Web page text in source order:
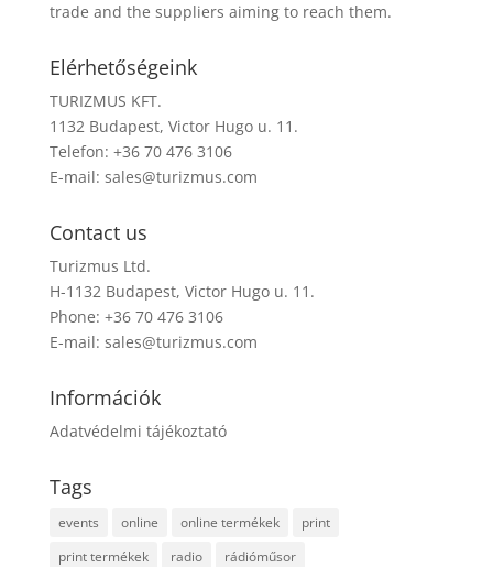
trade and the suppliers aiming to reach them.
Elérhetőségeink
TURIZMUS KFT.
1132 Budapest, Victor Hugo u. 11.
Telefon: +36 70 476 3106
E-mail: sales@turizmus.com
Contact us
Turizmus Ltd.
H-1132 Budapest, Victor Hugo u. 11.
Phone: +36 70 476 3106
E-mail: sales@turizmus.com
Információk
Adatvédelmi tájékoztató
Tags
events online online termékek
print
print termékek
radio rádióműsor